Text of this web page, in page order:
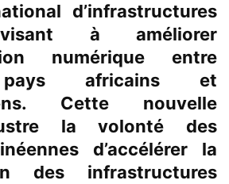
d’infrastructures
à améliorer
numérique entre
pays africains et
Cette nouvelle
la volonté des
d’accélérer la
des infrastructures